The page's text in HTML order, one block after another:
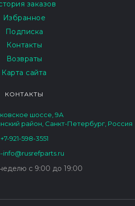
заказов
Избранное
Подписка
Контакты
Возвраты
Карта сайта
КОНТАКТЫ
шоссе, 9А
район, Санкт-Петербург, Россия
+7-921-598-3551
info@rusrefparts.ru
с 9:00 до 19:00